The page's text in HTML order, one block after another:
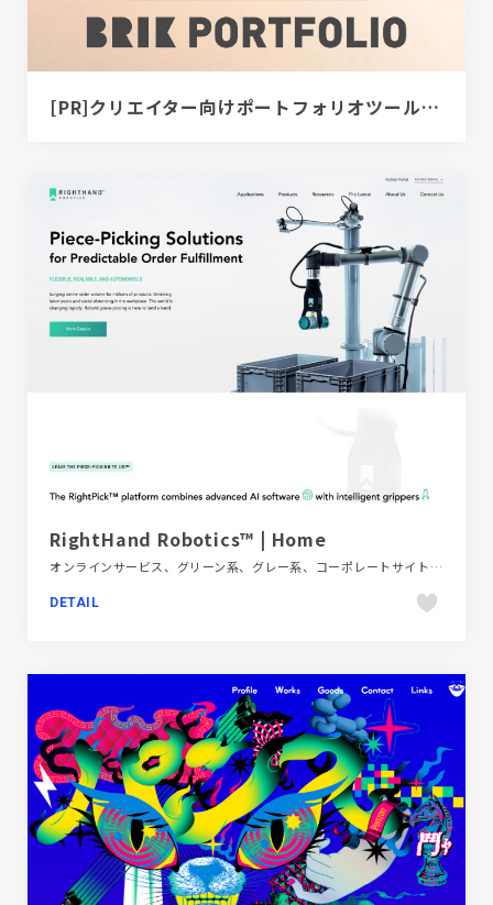
[PR]クリエイター向けポートフォリオツール｜BRIK PORTFOLIO
RightHand Robotics™ | Home
オンラインサービス、グリーン系、グレー系、コーポレートサイト、シンプル、スクロールエフェクト、スタイリッシュ、タイポグラフィー、テクノロジー・サイエンス、フラットデザイン、ブランド・サービスサイト、ホワイト系、大きめ写真、海外サイト
DETAIL